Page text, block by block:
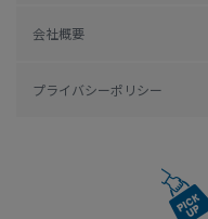
会社概要
プライバシーポリシー